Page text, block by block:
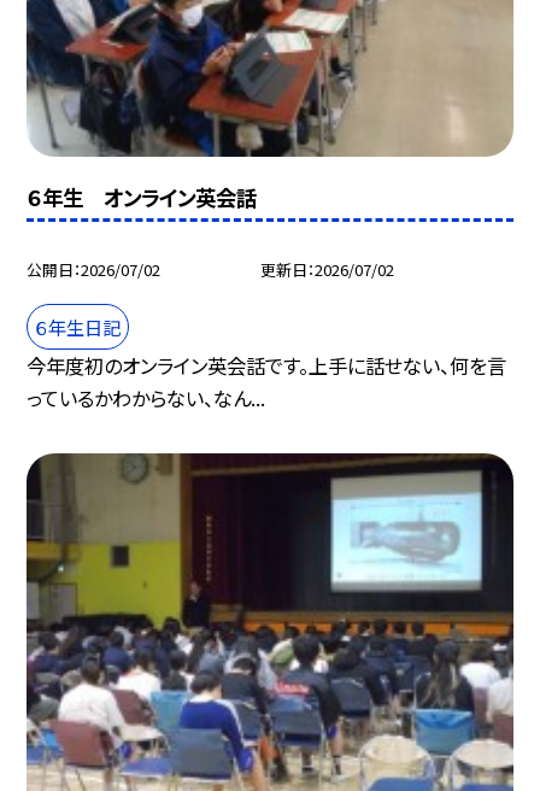
６年生 オンライン英会話
公開日 2026/07/02 更新日 2026/07/02
６年生日記
今年度初のオンライン英会話です。上手に話せない、何を言
っているかわからない、なん...